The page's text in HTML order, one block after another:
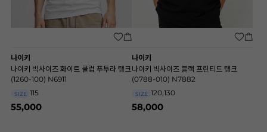
나이키
나이키 빅사이즈 화이트 클럽 푸투라 탱크
(1260-100) N6911
SIZE 115
55,000
나이키
나이키 빅사이즈 블랙 프린티드 탱크
(0788-010) N7882
SIZE 120,130
58,000